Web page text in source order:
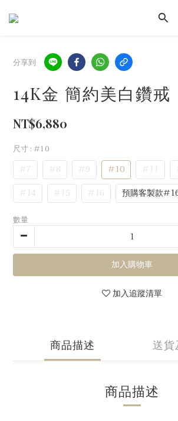
分享到
14K金 簡約美白鑽戒
NT$6,880
尺寸: #10
#7 #8 #9 #10 #11
#14
#15 #16 預購客製款
數量
加入購物車
加入追蹤清單
商品描述 送貨
商品描述